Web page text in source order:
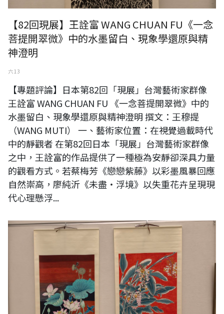
【82回現展】王詮富 WANG CHUAN FU《一念
菩提開翠微》中的水墨留白、現象學還原與精
神澄明
六 13
【專題評論】日本第82回「現展」台灣藝術家群像
王詮富 WANG CHUAN FU 《一念菩提開翠微》中的
水墨留白、現象學還原與精神澄明 撰文：王穆提
（WANG MUTI） 一、藝術家位置：在視覺過載時代
中的靜觀者 在第82回日本「現展」台灣藝術家群像
之中，王詮富的作品提供了一種極為安靜卻深具力量
的觀看方式。若蔡梅芳《戀戀紫藤》以彩墨風暴回應
自然崇高，廖純沂《未盡・浮境》以失重花卉呈現現
代心理懸浮...